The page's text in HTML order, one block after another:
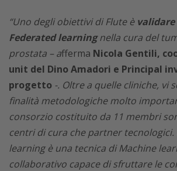
“Uno degli obiettivi di Flute è
Federated learningnella cura del
prostata – afferma Nicola Gentili,
unit del Dino Amadori e Principal
progetto -. Oltre a quelle cliniche, vi
finalità metodologiche molto
consorzio costituito da 11 membri
centri di cura che partner tecnologici.
learning è una tecnica di Machine
collaborativo capace di sfruttare le